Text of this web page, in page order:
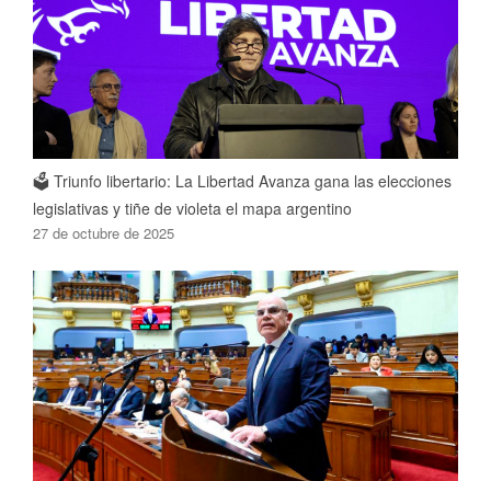
🗳️ Triunfo libertario: La Libertad Avanza gana las elecciones
legislativas y tiñe de violeta el mapa argentino
27 de octubre de 2025